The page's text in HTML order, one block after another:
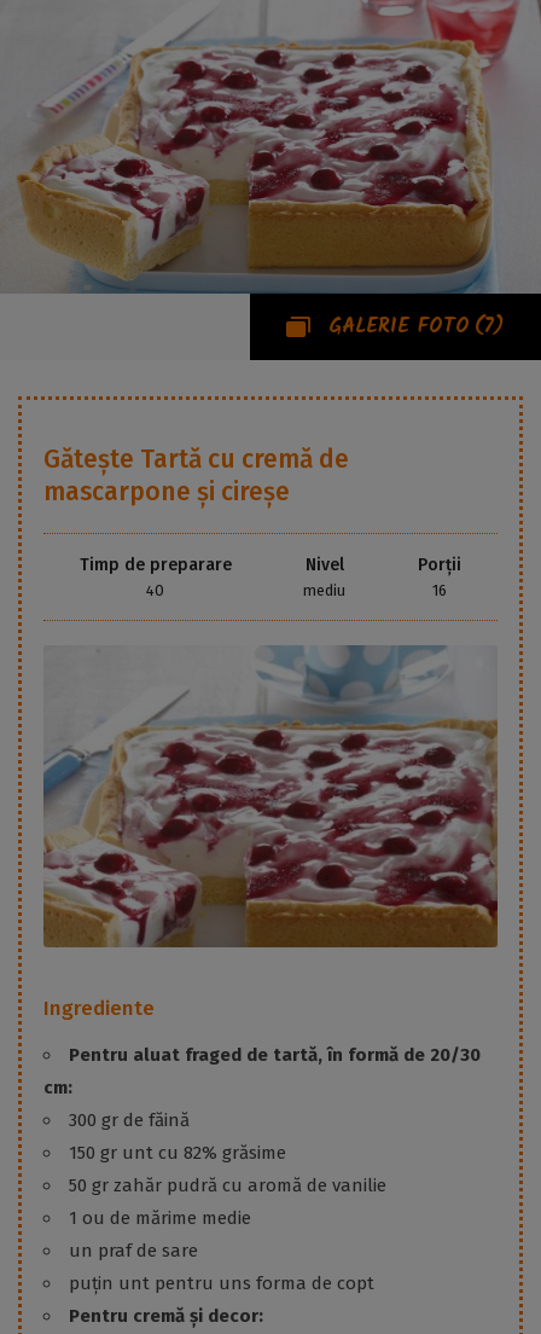
GALERIE FOTO (7)
Gătește Tartă cu cremă de
mascarpone și cireșe
Timp de preparare
40
Nivel
mediu
Porții
16
Ingrediente
Pentru aluat fraged de tartă, în formă de 20/30
cm:
300 gr de făină
150 gr unt cu 82% grăsime
50 gr zahăr pudră cu aromă de vanilie
1 ou de mărime medie
un praf de sare
puțin unt pentru uns forma de copt
Pentru cremă și decor: